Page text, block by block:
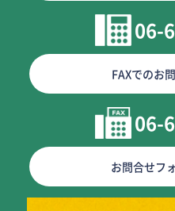
06-
FAXでのお
06-
お問合せフ